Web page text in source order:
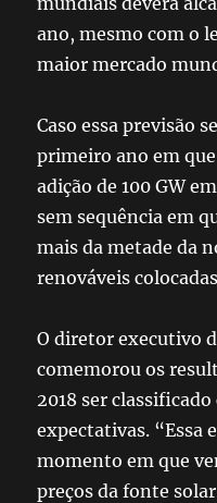
ano, mesmo com o
maior mercado
Caso essa previsão
primeiro ano em
adição de 100 GW
sem sequência em
mais da metade da
renováveis
O diretor executivo
comemorou os
2018 ser
expectativas. “Essa
momento em que
preços da fonte